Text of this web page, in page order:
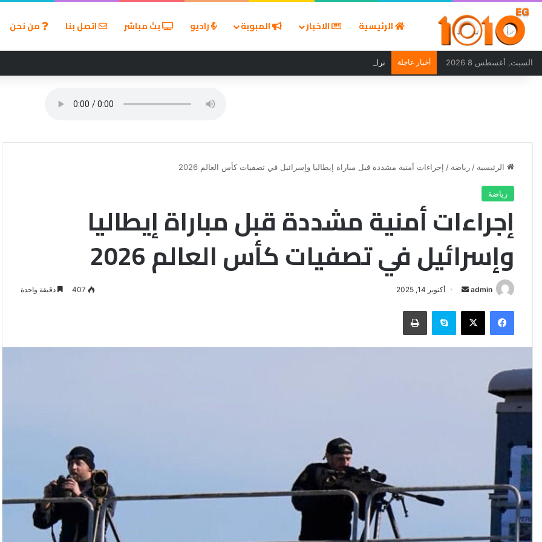
الرئيسية الاخبار المبوبة راديو بث مباشر اتصل بنا من نحن
السبت, أغسطس 8 2026 أخبار عاجلة تراجع أسعار الذهب 30 جنيهًا بعد ارتفاعات قوية في ختام تعاملات الجمعة
الرئيسية / رياضة / إجراءات أمنية مشددة قبل مباراة إيطاليا وإسرائيل في تصفيات كأس العالم 2026
رياضة
إجراءات أمنية مشددة قبل مباراة إيطاليا
وإسرائيل في تصفيات كأس العالم 2026
admin
أرسل
إلكترونيا
أكتوبر 14, 2025 407 دقيقة واحدة
فيسبوك ‫X سكايب طباعة